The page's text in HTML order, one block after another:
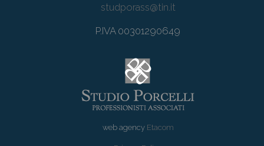
studporass@tin.it
P.IVA 00301290649
web agency Etacom